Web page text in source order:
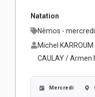
Natation
Nèmos -
Michel
CAULAY / Armen
Mercredi